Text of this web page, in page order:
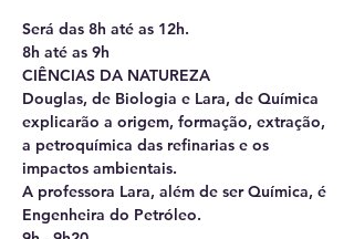
Será das 8h até as 12h.
8h até as 9h
CIÊNCIAS DA NATUREZA
Douglas, de Biologia e Lara, de Química
explicarão a origem, formação, extração,
a petroquímica das refinarias e os
impactos ambientais.
A professora Lara, além de ser Química, é
Engenheira do Petróleo.